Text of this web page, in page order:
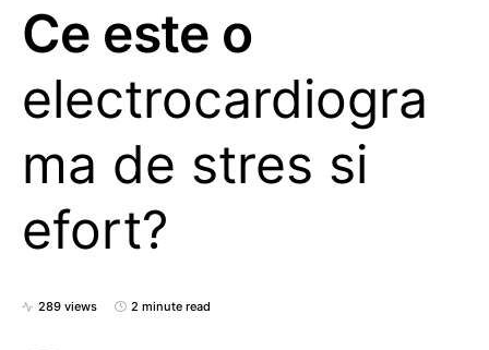
Ce este o
electrocardiogra
ma de stres si
efort?
289 views 2 minute read